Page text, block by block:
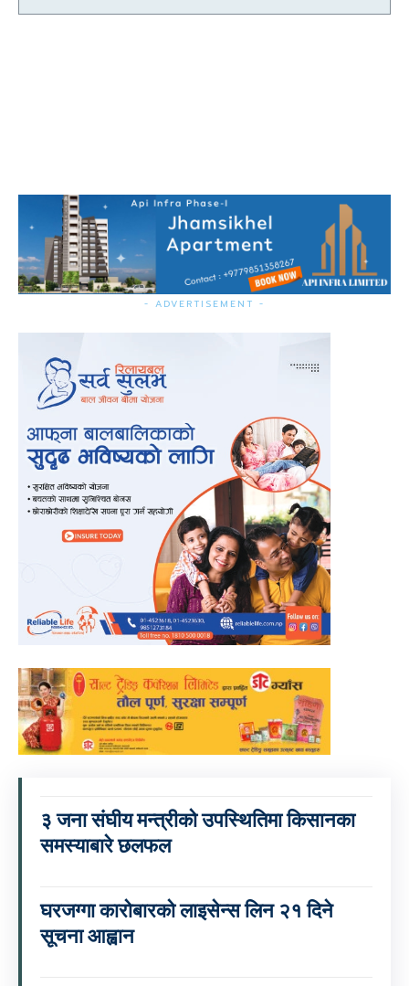
- ADVERTISEMENT -
३ जना संघीय मन्त्रीको उपस्थितिमा किसानका
समस्याबारे छलफल
घरजग्गा कारोबारको लाइसेन्स लिन २१ दिने
सूचना आह्वान